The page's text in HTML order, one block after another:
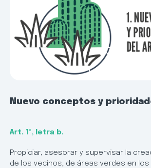
Nuevo conceptos y
Art. 1º, letra b.
Propiciar, asesorar y supervisar la
de los vecinos, de áreas verdes en